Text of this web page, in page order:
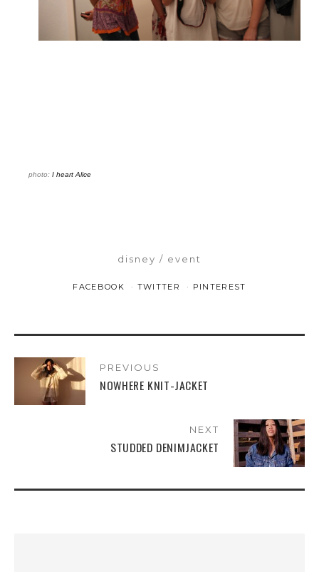
photo: I heart Alice
disney event
FACEBOOK TWITTER PINTEREST
PREVIOUS
NOWHERE KNIT-JACKET
NEXT
STUDDED DENIMJACKET